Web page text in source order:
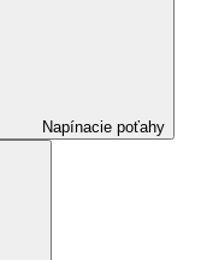
Napínacie poťahy